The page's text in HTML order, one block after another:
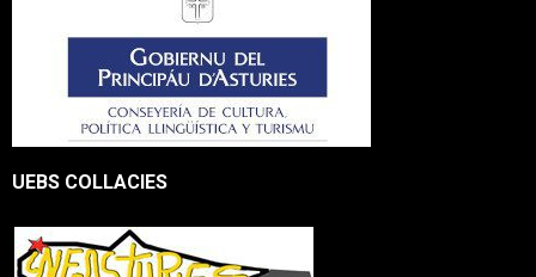
UEBS COLLACIES